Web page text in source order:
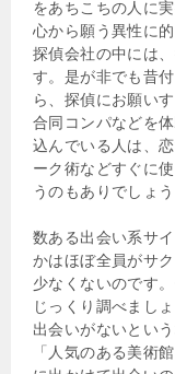
をあちこちの人に
心から願う異性に
探偵会社の中には
す。是が非でも昔
ら、探偵にお願い
合同コンパなどを
込んでいる人は、
ーク術などすぐに
うのもありでしょう
数ある出会い系サ
かはほぼ全員がサ
少なくないのです
じっくり調べましょ
出会いがないとい
「人気のある美術